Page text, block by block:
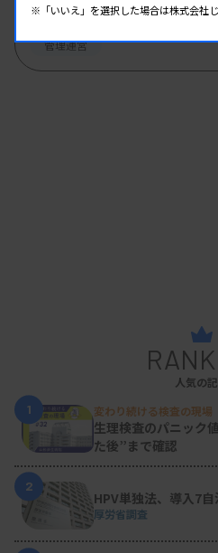
開催場所 : WEB
管理運営
人気の
1
変わり続ける検査の現
生理検査のパニック
た後”まで確認
2
HPV単独法、導入7自
厚労省調査
※「いいえ」を選択した場合は株式会社